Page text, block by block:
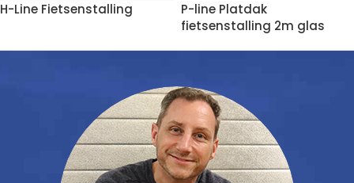
H-Line Fietsenstalling
P-line Platdak
fietsenstalling 2m glas